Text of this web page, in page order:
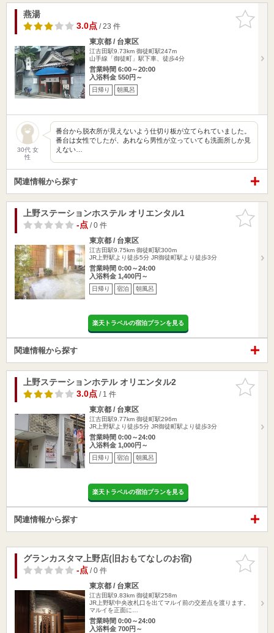
お気に入
りに追加
燕湯
3.0点/ 23 件
東京都 / 台東区
江古田駅9.73km 御徒町駅247m
山手線「御徒町」駅下車、徒歩4分
営業時間 6:00～20:00
入浴料金 550円～
日帰り 朝風呂
30代 女
性
番台から脱衣所が見えないよう仕切り板が立てられていました。
番台は女性でしたが、あれなら男性が立っていても洗面所しか見
えない…
関連情報から探す
お気に入
りに追加
上野ステーションホステル オリエンタル1
-点/ 0 件
東京都 / 台東区
江古田駅9.75km 御徒町駅300m
JR上野駅より徒歩5分 JR御徒町駅より徒歩3分
営業時間 0:00～24:00
入浴料金 1,400円～
日帰り 宿泊 朝風呂
楽天トラベルの宿泊プランを見る
関連情報から探す
お気に入
りに追加
上野ステーションホテル オリエンタル2
3.0点/ 1 件
東京都 / 台東区
江古田駅9.77km 御徒町駅296m
JR上野駅より徒歩5分 JR御徒町駅より徒歩3分
営業時間 0:00～24:00
入浴料金 1,000円～
日帰り 宿泊 朝風呂
楽天トラベルの宿泊プランを見る
関連情報から探す
お気に入
りに追加
グランカスタマ上野店(旧おもてなしのお宿)
-点/ 0 件
東京都 / 台東区
江古田駅9.83km 御徒町駅258m
JR上野駅中央改札口を出てマルイ前の交差点を渡ります。
マルイを正面に…
営業時間 0:00～24:00
入浴料金 700円～